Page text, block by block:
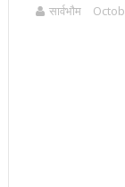
सार्वभाैम